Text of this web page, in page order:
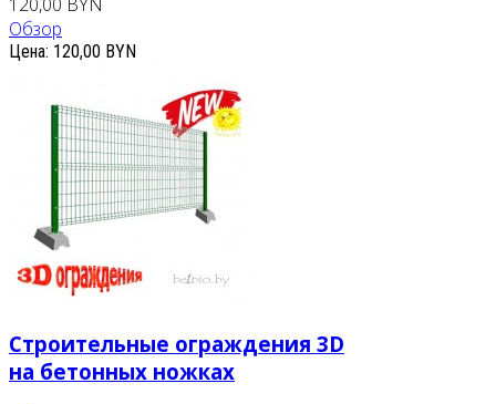
Обзор
Цена: 120,00 BYN
Строительные ограждения 3D
на бетонных ножках